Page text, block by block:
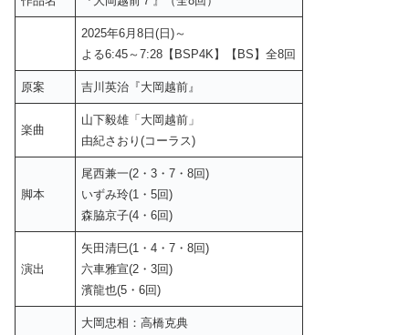
2025年6月8日(日)～
よる6:45～7:28【BSP4K】【BS】全8回
原案 吉川英治『大岡越前』
楽曲
山下毅雄「大岡越前」
由紀さおり(コーラス)
脚本
尾西兼一(2・3・7・8回)
いずみ玲(1・5回)
森脇京子(4・6回)
演出
矢田清巳(1・4・7・8回)
六車雅宣(2・3回)
濱龍也(5・6回)
大岡忠相：高橋克典